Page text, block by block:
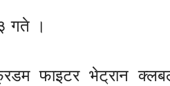
गते ।
फाइटर भेट्रान